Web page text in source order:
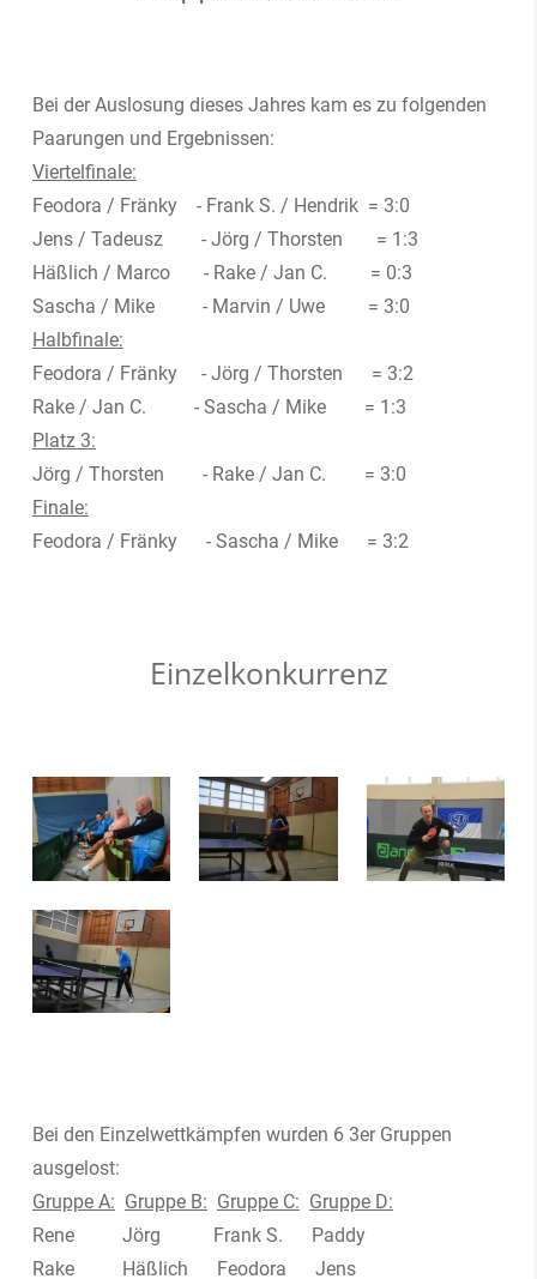
Bei der Auslosung dieses Jahres kam es zu folgenden
Paarungen und Ergebnissen:
Viertelfinale:
Feodora / Fränky - Frank S. / Hendrik = 3:0
Jens / Tadeusz - Jörg / Thorsten = 1:3
Häßlich / Marco - Rake / Jan C. = 0:3
Sascha / Mike - Marvin / Uwe = 3:0
Halbfinale:
Feodora / Fränky - Jörg / Thorsten = 3:2
Rake / Jan C. - Sascha / Mike = 1:3
Platz 3:
Jörg / Thorsten - Rake / Jan C. = 3:0
Finale:
Feodora / Fränky - Sascha / Mike = 3:2
Einzelkonkurrenz
Bei den Einzelwettkämpfen wurden 6 3er Gruppen
ausgelost:
Gruppe A: Gruppe B: Gruppe C: Gruppe D:
Rene Jörg Frank S. Paddy
Rake Häßlich Feodora Jens